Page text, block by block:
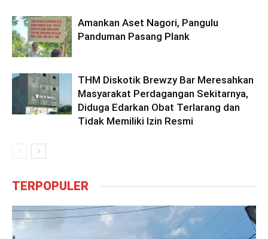
Amankan Aset Nagori, Pangulu
Panduman Pasang Plank
THM Diskotik Brewzy Bar Meresahkan
Masyarakat Perdagangan Sekitarnya,
Diduga Edarkan Obat Terlarang dan
Tidak Memiliki Izin Resmi
TERPOPULER